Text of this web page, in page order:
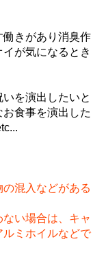
きがあり消臭作
が気になるとき
を演出したいと
食事を演出した
混入などがある
い場合は、キャ
ルミホイルなどで